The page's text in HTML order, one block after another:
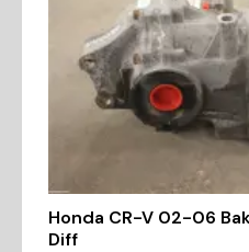
Honda CR-V 02-06
Diff